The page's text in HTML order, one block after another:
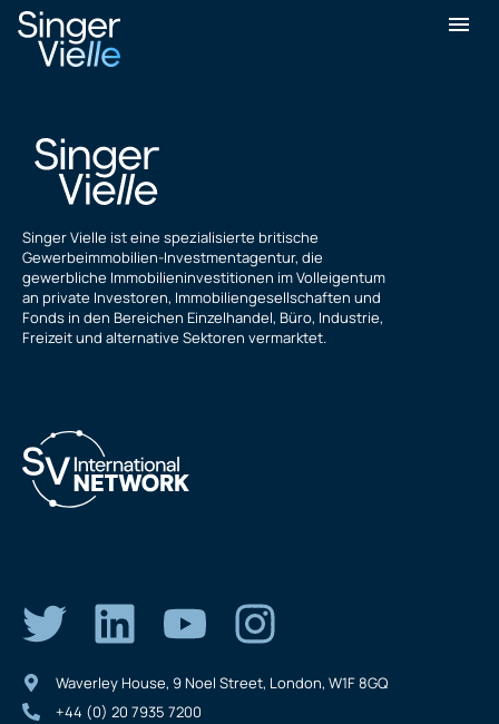
Yogesh Dewan
Singer Vielle ist eine spezialisierte britische
Gewerbeimmobilien-Investmentagentur, die
gewerbliche Immobilieninvestitionen im Volleigentum
an private Investoren, Immobiliengesellschaften und
Fonds in den Bereichen Einzelhandel, Büro, Industrie,
Freizeit und alternative Sektoren vermarktet.
Waverley House, 9 Noel Street, London, W1F 8GQ
+44 (0) 20 7935 7200